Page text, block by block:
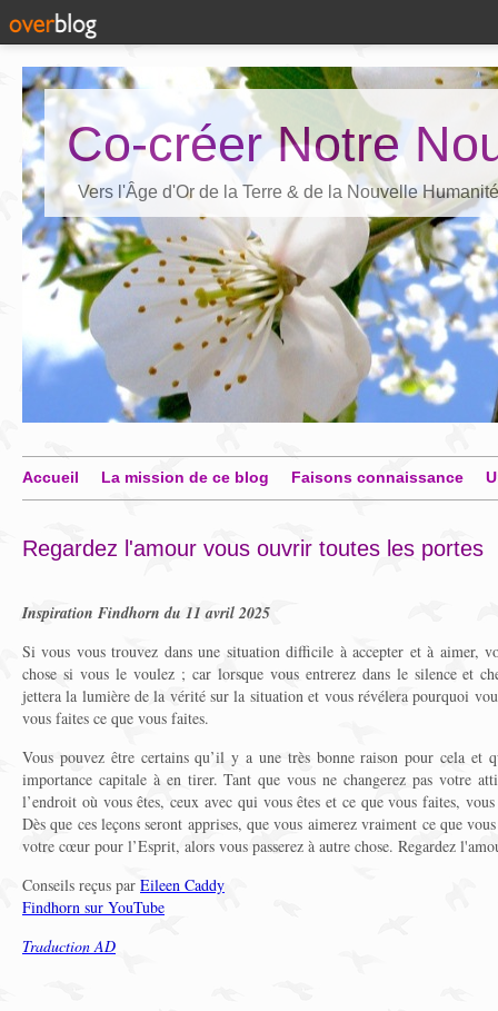
Co-créer Notre
Vers l'Âge d'Or de la Terre & de la Nouvelle Humanité
Accueil La mission de ce blog Faisons connaissance
Regardez l'amour vous ouvrir toutes les portes
Inspiration Findhorn du 11 avril 2025
Si vous vous trouvez dans une situation difficile à accepter et à aimer,
chose si vous le voulez ; car lorsque vous entrerez dans le silence et
jettera la lumière de la vérité sur la situation et vous révélera pourquoi
vous faites ce que vous faites.
Vous pouvez être certains qu’il y a une très bonne raison pour cela et
importance capitale à en tirer. Tant que vous ne changerez pas votre
l’endroit où vous êtes, ceux avec qui vous êtes et ce que vous faites,
Dès que ces leçons seront apprises, que vous aimerez vraiment ce que
votre cœur pour l’Esprit, alors vous passerez à autre chose. Regardez
Conseils reçus par Eileen Caddy
Findhorn sur YouTube
Traduction AD